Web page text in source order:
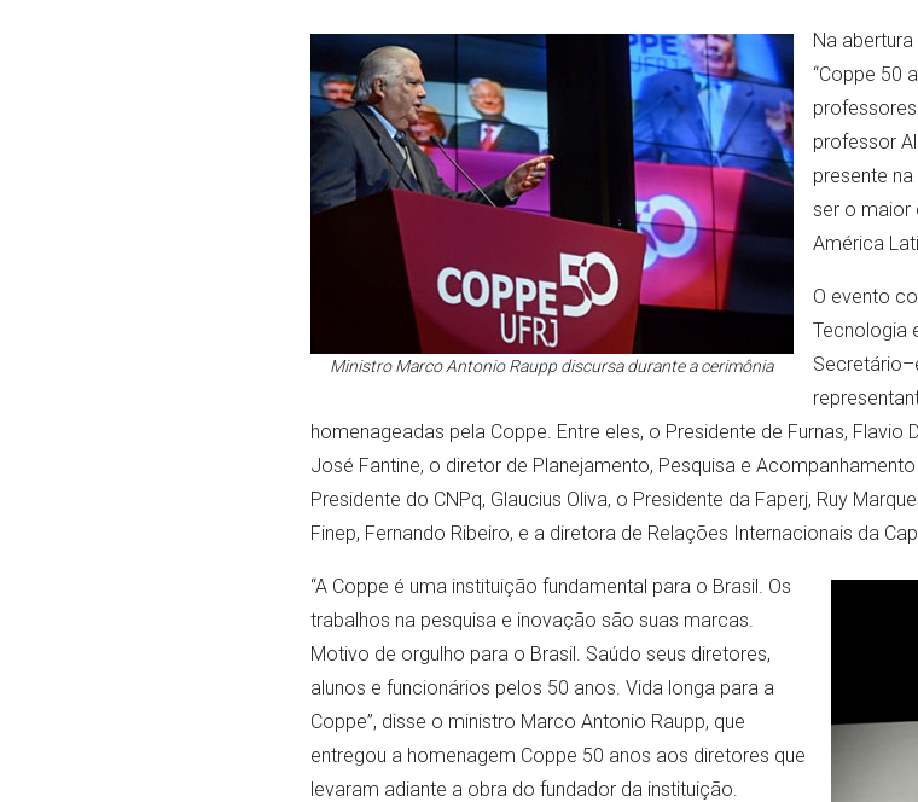
Ministro Marco Antonio Raupp discursa durante a cerimônia
Na
“Coppe 50
professor
presente
ser o maior
América
O evento
Tecnologia
homenageadas pela Coppe. Entre eles, o Presidente de Furnas,
José Fantine, o diretor de Planejamento, Pesquisa e
Presidente do CNPq, Glaucius Oliva, o Presidente da Faperj, Ruy
Finep, Fernando Ribeiro, e a diretora de Relações Internacionais da
“A Coppe é uma instituição fundamental para o Brasil. Os
trabalhos na pesquisa e inovação são suas marcas.
Motivo de orgulho para o Brasil. Saúdo seus diretores,
alunos e funcionários pelos 50 anos. Vida longa para a
Coppe”, disse o ministro Marco Antonio Raupp, que
entregou a homenagem Coppe 50 anos aos diretores que
levaram adiante a obra do fundador da instituição.